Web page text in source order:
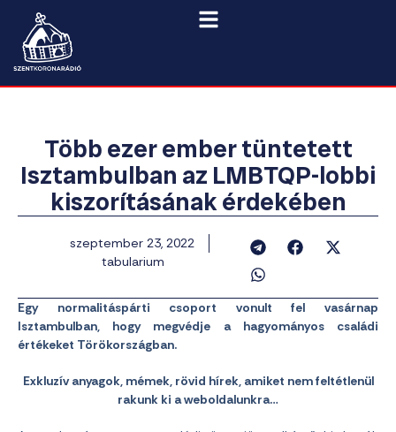
Több ezer ember tüntetett
Isztambulban az LMBTQP-lobbi
kiszorításának érdekében
szeptember 23, 2022
tabularium
Egy normalitáspárti csoport vonult fel vasárnap
Isztambulban, hogy megvédje a hagyományos családi
értékeket Törökországban.
Exkluzív anyagok, mémek, rövid hírek, amiket nem feltétlenül
rakunk ki a weboldalunkra…